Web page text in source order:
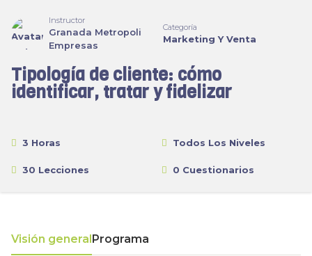
Instructor
Granada Metropoli
Empresas
Categoría
Marketing Y Venta
Tipología de cliente: cómo
identificar, tratar y fidelizar
3 Horas Todos Los Niveles
30 Lecciones 0 Cuestionarios
Visión generalPrograma